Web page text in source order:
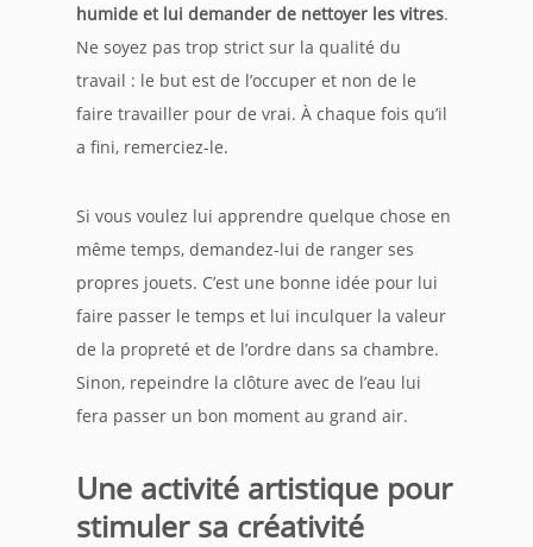
humide et lui demander de nettoyer les vitres.
Ne soyez pas trop strict sur la qualité du
travail : le but est de l’occuper et non de le
faire travailler pour de vrai. À chaque fois qu’il
a fini, remerciez-le.
Si vous voulez lui apprendre quelque chose en
même temps, demandez-lui de ranger ses
propres jouets. C’est une bonne idée pour lui
faire passer le temps et lui inculquer la valeur
de la propreté et de l’ordre dans sa chambre.
Sinon, repeindre la clôture avec de l’eau lui
fera passer un bon moment au grand air.
Une activité artistique pour
stimuler sa créativité